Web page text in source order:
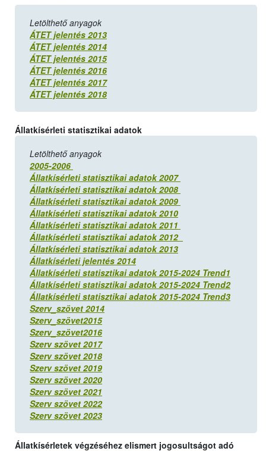
Letölthető anyagok
ÁTET jelentés 2013
ÁTET jelentés 2014
ÁTET jelentés 2015
ÁTET jelentés 2016
ÁTET jelentés 2017
ÁTET jelentés 2018
Állatkísérleti statisztikai adatok
Letölthető anyagok
2005-2006
Állatkísérleti statisztikai adatok 2007
Állatkísérleti statisztikai adatok 2008
Állatkísérleti statisztikai adatok 2009
Állatkísérleti statisztikai adatok 2010
Állatkísérleti statisztikai adatok 2011
Állatkísérleti statisztikai adatok 2012
Állatkísérleti statisztikai adatok 2013
Állatkísérleti jelentés 2014
Állatkísérleti statisztikai adatok 2015-2024 Trend1
Állatkísérleti statisztikai adatok 2015-2024 Trend2
Állatkísérleti statisztikai adatok 2015-2024 Trend3
Szerv_szövet 2014
Szerv_szövet2015
Szerv_szövet2016
Szerv szövet 2017
Szerv szövet 2018
Szerv szövet 2019
Szerv szövet 2020
Szerv szövet 2021
Szerv szövet 2022
Szerv szövet 2023
Állatkísérletek végzéséhez elismert jogosultságot adó